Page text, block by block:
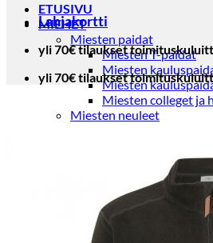
ETUSIVU
MIEHET
Miesten paidat
Miesten T-paidat
Miesten
Miesten
Miesten colleget ja
Miesten neuleet
Puvuntakit ja
Miesten housut
Miesten housut
Lahjakortti
yli 70€ tilaukset
yli 70€ tilaukset